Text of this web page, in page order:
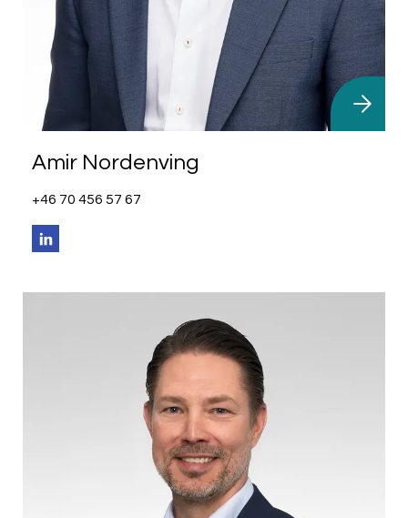
Amir Nordenving
+46 70 456 57 67